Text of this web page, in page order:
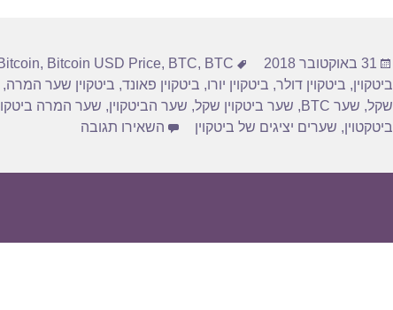
פורסם
בתאריך
31 באוקטובר 2018 תגיות , Bitcoin USD Price, BTC, BTC דולר
ביטקוין, ביטקוין דולר, ביטקוין יורו, ביטקוין פאונד, ביטקוין שער המרה,
שקל, שער BTC , שער ביטקוין שקל, שער הביטקוין, שער המרה
ביטקטוין, שערים יציגים של ביטקוין השאירו תגובה